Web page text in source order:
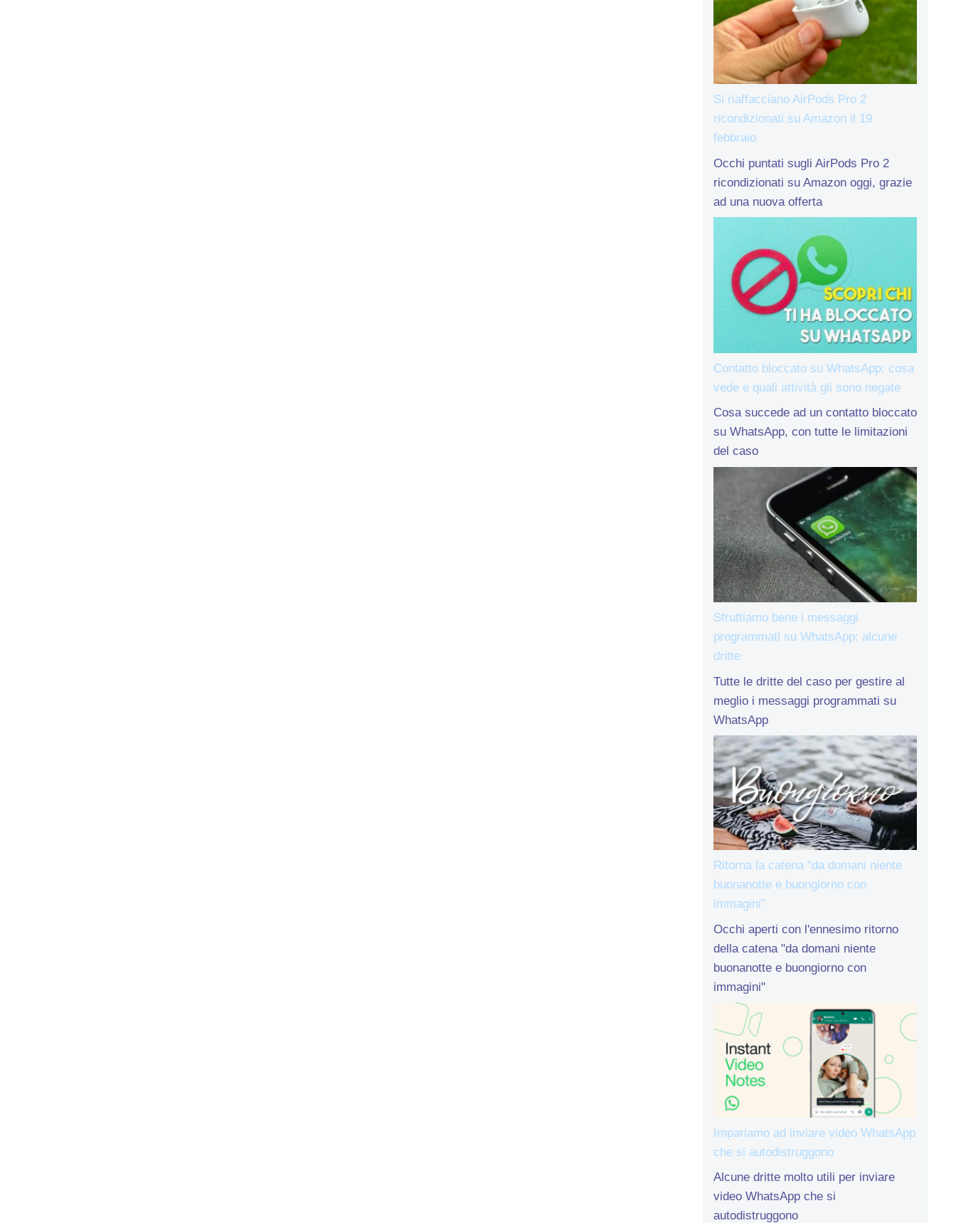
Si riaffacciano AirPods Pro 2
ricondizionati su Amazon il 19
febbraio
Occhi puntati sugli AirPods Pro 2
ricondizionati su Amazon oggi, grazie
ad una nuova offerta
Contatto bloccato su WhatsApp: cosa
vede e quali attività gli sono negate
Cosa succede ad un contatto bloccato
su WhatsApp, con tutte le limitazioni
del caso
Sfruttiamo bene i messaggi
programmati su WhatsApp: alcune
dritte
Tutte le dritte del caso per gestire al
meglio i messaggi programmati su
WhatsApp
Ritorna la catena “da domani niente
buonanotte e buongiorno con
immagini”
Occhi aperti con l'ennesimo ritorno
della catena "da domani niente
buonanotte e buongiorno con
immagini"
Impariamo ad inviare video WhatsApp
che si autodistruggono
Alcune dritte molto utili per inviare
video WhatsApp che si
autodistruggono